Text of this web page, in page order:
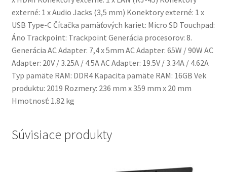
externé: 1 x Audio Jacks (3,5 mm) Konektory externé: 1 x
USB Type-C Čítačka pamäťových kariet: Micro SD Touchpad:
Áno Trackpoint: Trackpoint Generácia procesorov: 8.
Generácia AC Adapter: 7,4 x 5mm AC Adapter: 65W / 90W AC
Adapter: 20V / 3.25A / 4.5A AC Adapter: 19.5V / 3.34A / 4.62A
Typ pamäte RAM: DDR4 Kapacita pamäte RAM: 16GB Vek
produktu: 2019 Rozmery: 236 mm x 359 mm x 20 mm
Hmotnosť: 1.82 kg
Súvisiace produkty